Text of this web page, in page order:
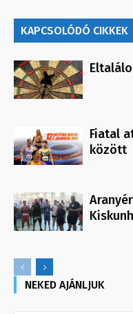
KAPCSOLÓDÓ CIKKEK
Fiatal
között
NEKED AJÁNLJUK